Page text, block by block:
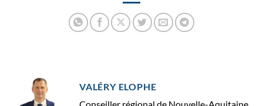
VALÉRY ELOPHE